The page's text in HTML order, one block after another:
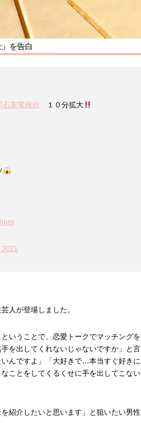
を告白
石家電視台 １０分拡大
人が登場しました。
いうことで、恋愛トークでマッチングを
を出してくれないじゃないですか」と言
んですよ」「大好きで…本当すぐ好きに
ことをしてくるくせに手を出してこない
紹介したいと思います」と狙いたい男性